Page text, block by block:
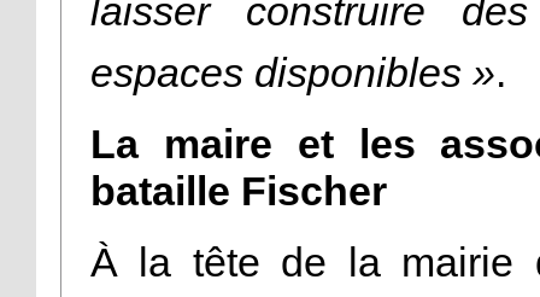
laisser construire
espaces disponibles ».
La maire et les
bataille Fischer
À la tête de la mairie